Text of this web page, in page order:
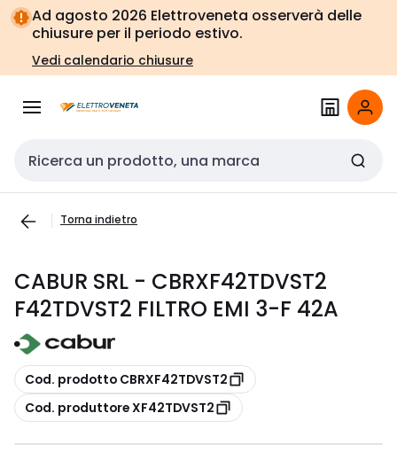
Vai alla
navigazione
Vai
alla
pagina
Ad agosto 2026 Elettroveneta osserverà delle
chiusure per il periodo estivo.
Vedi calendario chiusure
Cerca input
Torna indietro
CABUR SRL - CBRXF42TDVST2
F42TDVST2 FILTRO EMI 3-F 42A
copia
Cod. prodotto CBRXF42TDVST2
copia
Cod. produttore XF42TDVST2